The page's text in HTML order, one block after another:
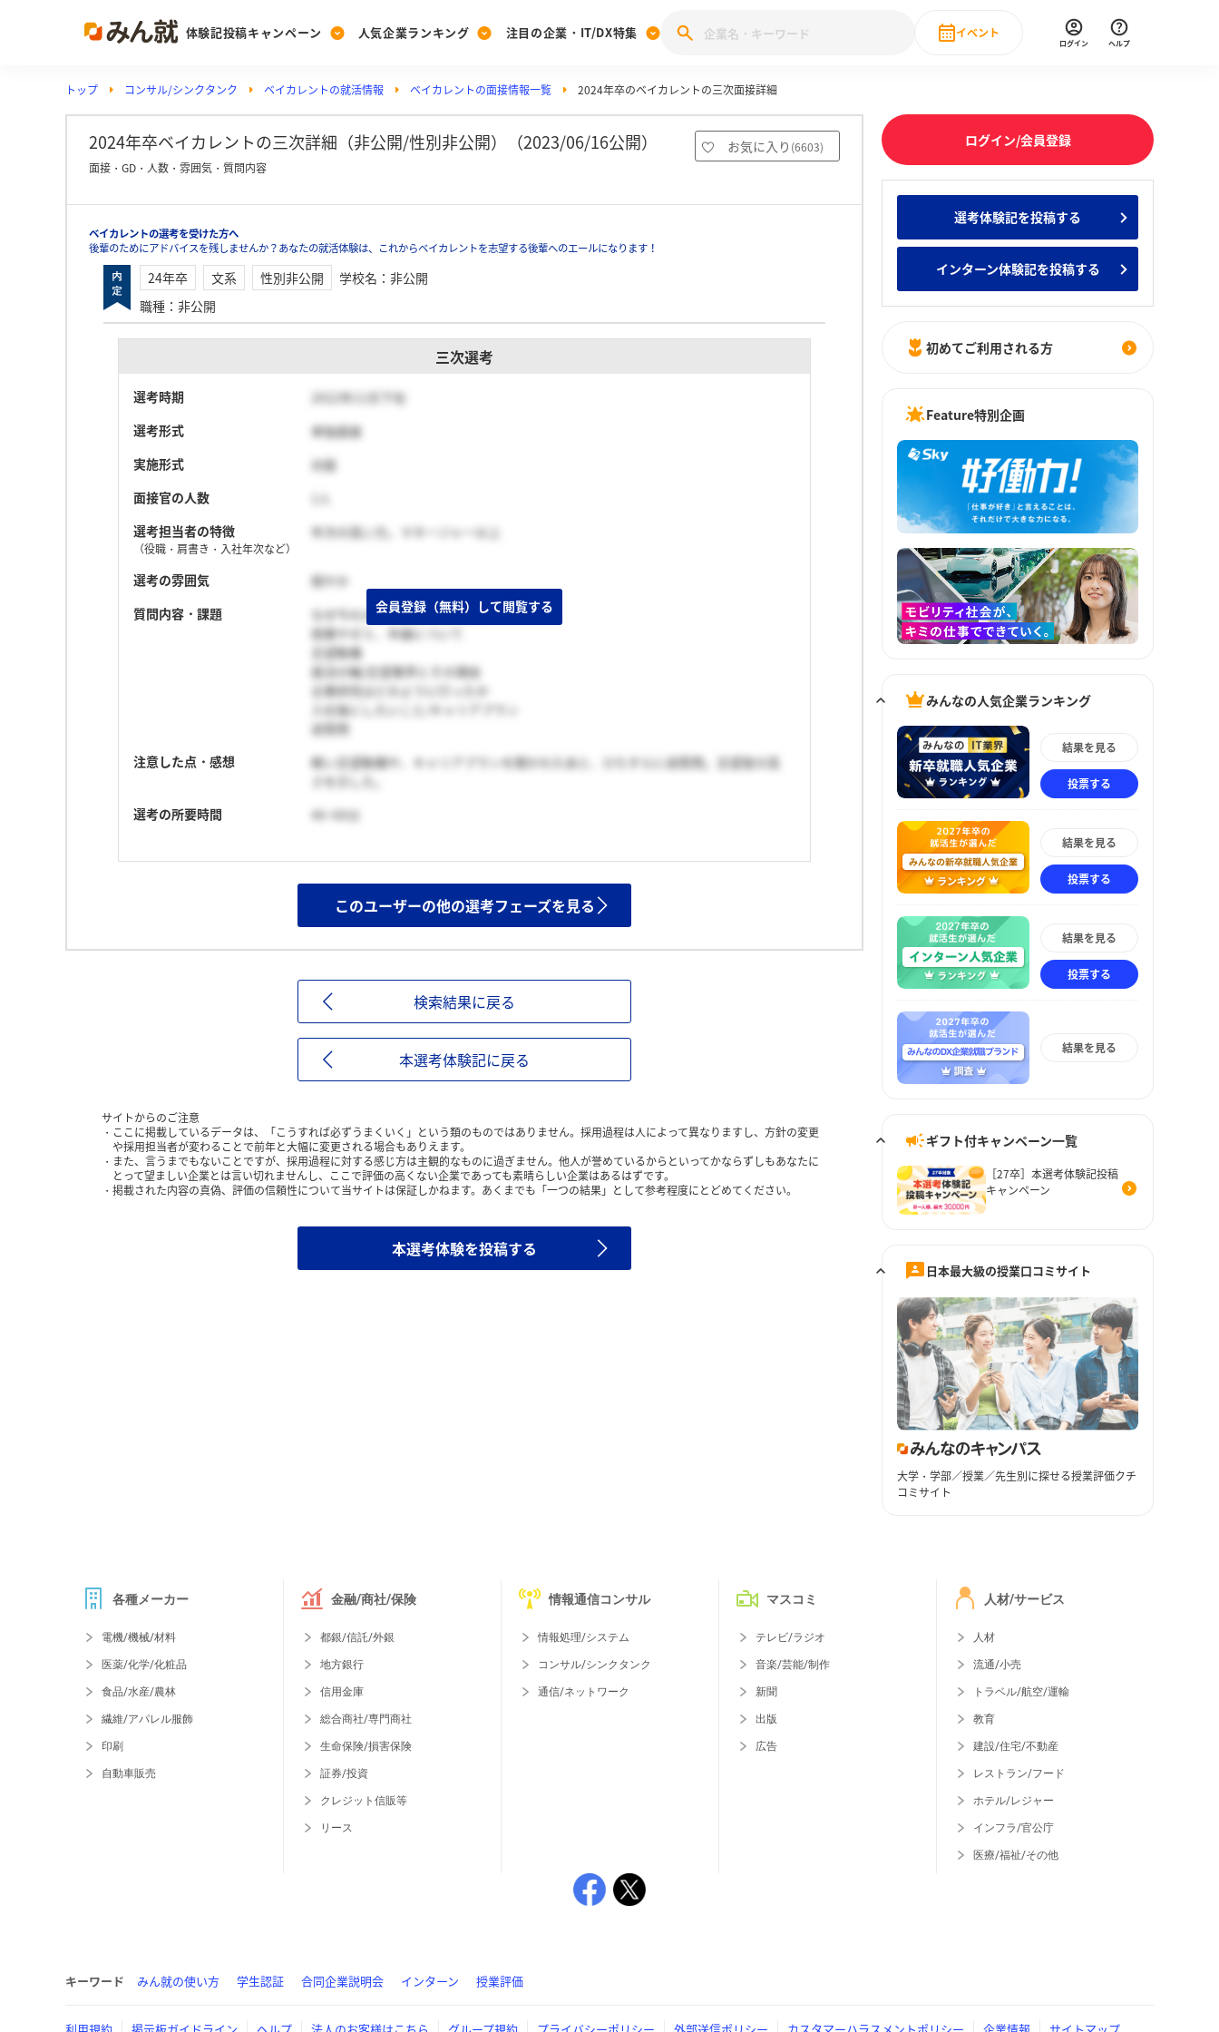
体験記投稿キャンペーン
Post
投稿する
[27卒] 本選考体験記投稿キャンペーン
人気企業ランキング
Ranking
ランキングを見る
みんなのDX企業就職ブランド調査
Vote みんなの新卒就職人気企業ランキング みんなのインターン人気企業ランキ
注目の企業・IT/DX特集
PickUp
注目の企業特集
28卒 IT・DX現場社員インタビュー
動画で知ろう！業界・企業研究
イベント
直近のイベント一覧
ログイン ヘルプ
トップ コンサル/シンクタンク ベイカレントの就活情報 ベイカレントの面接情報一覧 2024年卒のベイカレントの三次面接詳細
2024年卒ベイカレントの三次詳細（非公開/性別非公開）（2023/06/16公開） お気に入り (6603)
面接・GD・人数・雰囲気・質問内容
ベイカレントの選考を受けた方へ
後輩のためにアドバイスを残しませんか？あなたの就活体験は、これからベイカレントを志望する後輩へのエールになります！
24年卒 文系 性別非公開 学校名 ： 非公開
職種 ： 非公開
三次選考
選考時期
2022年11月下旬
選考形式
単独面接
実施形式
対面
面接官の人数
選考担当者の特徴
（役職・肩書き・入社年次など）
年次の高い方。マネージャー以上
選考の雰囲気
穏やか
質問内容・課題
なぜ今の大学、学部を選んだか
授業やゼミ、卒論について
志望動機
就活の軸/志望業界とその理由
企業研究はどのように行ったか
入社後にしたいこと/キャリアプラン
逆質問
注意した点・感想
軽い志望動機や、キャリアプランを聞かれたあと、ひたすらに逆質問。志望度の高
さを示した。
選考の所要時間
46~60分
このユーザーの他の選考フェーズを見る
検索結果に戻る
本選考体験記に戻る
サイトからのご注意
ここに掲載しているデータは、「こうすれば必ずうまくいく」という類のものではありません。採用過程は人によって異なりますし、方針の変更
や採用担当者が変わることで前年と大幅に変更される場合もありえます。
また、言うまでもないことですが、採用過程に対する感じ方は主観的なものに過ぎません。他人が誉めているからといってかならずしもあなたに
とって望ましい企業とは言い切れませんし、ここで評価の高くない企業であっても素晴らしい企業はあるはずです。
掲載された内容の真偽、評価の信頼性について当サイトは保証しかねます。あくまでも「一つの結果」として参考程度にとどめてください。
本選考体験を投稿する
ログイン/会員登録
選考体験記を投稿する
インターン体験記を投稿する
初めてご利用される方
Feature特別企画
みんなの人気企業ランキング
結果を見る
投票する
結果を見る
投票する
結果を見る
投票する
結果を見る
ギフト付キャンペーン一覧
［27卒］本選考体験記投稿
キャンペーン
日本最大級の授業口コミサイト
大学・学部／授業／先生別に探せる授業評価クチ
コミサイト
各種メーカー
電機/機械/材料
医薬/化学/化粧品
食品/水産/農林
繊維/アパレル服飾
印刷
自動車販売
金融/商社/保険
都銀/信託/外銀
地方銀行
信用金庫
総合商社/専門商社
生命保険/損害保険
証券/投資
クレジット信販等
リース
情報通信コンサル
情報処理/システム
コンサル/シンクタンク
通信/ネットワーク
マスコミ
テレビ/ラジオ
音楽/芸能/制作
新聞
出版
広告
人材/サービス
人材
流通/小売
トラベル/航空/運輸
教育
建設/住宅/不動産
レストラン/フード
ホテル/レジャー
インフラ/官公庁
医療/福祉/その他
キーワード みん就の使い方 学生認証 合同企業説明会 インターン 授業評価